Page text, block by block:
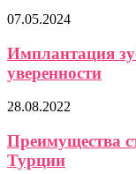
07.05.2024
Имплантация
уверенности
28.08.2022
Преимущества
Турции